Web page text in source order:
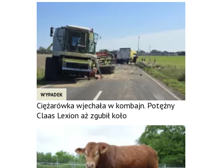
WYPADEK
Ciężarówka wjechała w kombajn. Potężny
Claas Lexion aż zgubił koło